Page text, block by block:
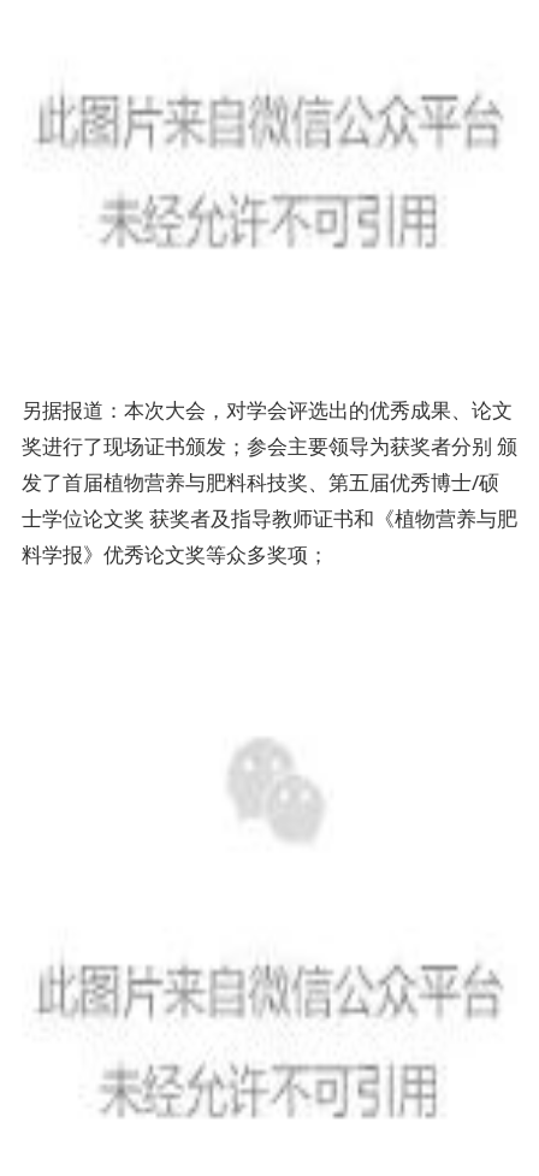
另据报道：本次大会，对学会评选出的优秀成果、论文
奖进行了现场证书颁发；参会主要领导为获奖者分别 颁
发了首届植物营养与肥料科技奖、第五届优秀博士/硕
士学位论文奖 获奖者及指导教师证书和《植物营养与肥
料学报》优秀论文奖等众多奖项；